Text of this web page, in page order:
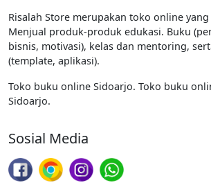
Risalah Store merupakan toko online
Menjual produk-produk edukasi. Buku
bisnis, motivasi), kelas dan mentoring,
(template, aplikasi).
Toko buku online Sidoarjo. Toko buku
Sidoarjo.
Sosial Media